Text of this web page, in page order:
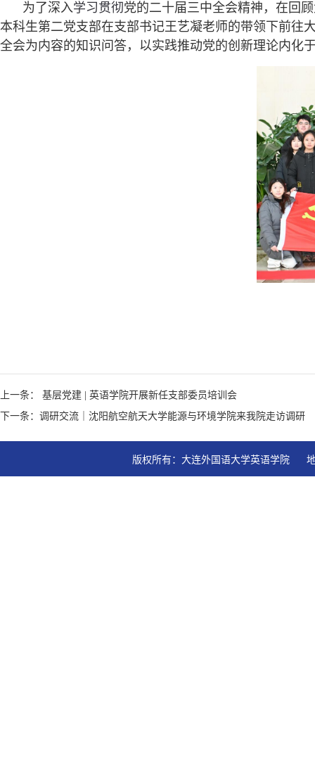
为了深入学习贯彻党的二十届三中全会精神，在回
本科生第二党支部在支部书记王艺凝老师的带领下前往
全会为内容的知识问答，以实践推动党的创新理论内化
上一条： 基层党建 | 英语学院开展新任支部委员培训会
下一条：调研交流｜沈阳航空航天大学能源与环境学院来我院走访调研
版权所有：大连外国语大学英语学院